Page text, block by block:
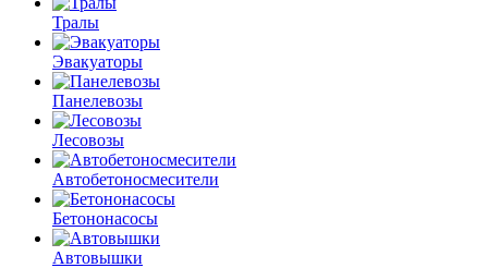
Тралы
Эвакуаторы
Панелевозы
Лесовозы
Автобетоно­смесители
Бетононасосы
Автовышки